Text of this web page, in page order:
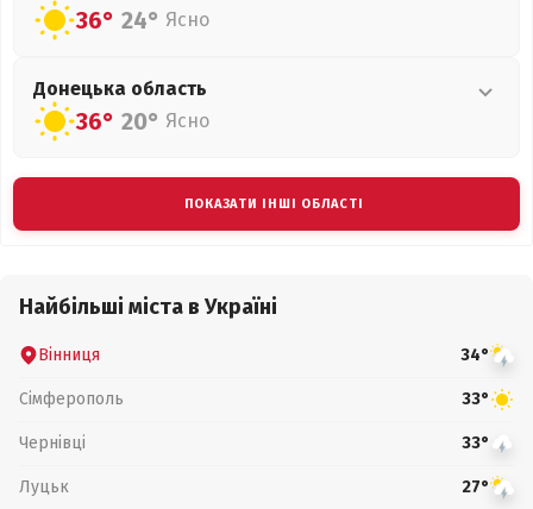
36° 24° Ясно
Донецька область
36° 20° Ясно
ПОКАЗАТИ ІНШІ ОБЛАСТІ
Найбільші міста в Україні
Вінниця 34°
Сімферополь 33°
Чернівці 33°
Луцьк 27°